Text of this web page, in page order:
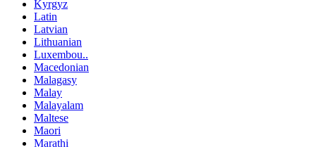
Kyrgyz
Latin
Latvian
Lithuanian
Luxembou..
Macedonian
Malagasy
Malay
Malayalam
Maltese
Maori
Marathi